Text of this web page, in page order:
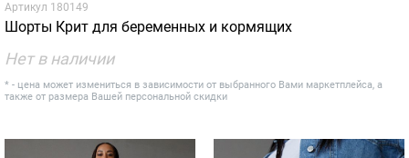
Артикул 180149
Шорты Крит для беременных и кормящих
Нет в наличии
* - цена может измениться в зависимости от выбранного Вами маркетплейса, а
также от размера Вашей персональной скидки